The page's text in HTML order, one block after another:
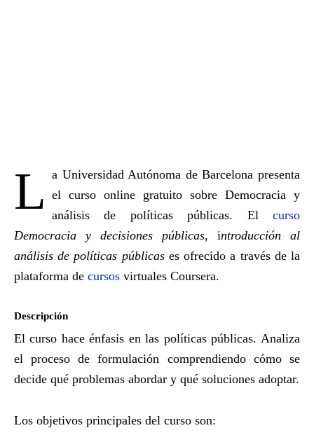
L a Universidad Autónoma de Barcelona presenta
el curso online gratuito sobre Democracia y
análisis de políticas públicas. El curso
Democracia y decisiones públicas, introducción al
análisis de políticas públicases ofrecido a través de la
plataforma de cursos virtuales Coursera.
Descripción
El curso hace énfasis en las políticas públicas. Analiza
el proceso de formulación comprendiendo cómo se
decide qué problemas abordar y qué soluciones adoptar.
Los objetivos principales del curso son: